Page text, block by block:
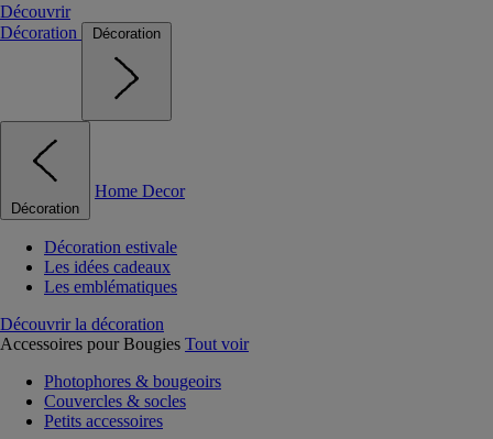
Découvrir
Décoration
Décoration
Décoration
Home Decor
Décoration estivale
Les idées cadeaux
Les emblématiques
Découvrir la décoration
Accessoires pour Bougies Tout voir
Photophores & bougeoirs
Couvercles & socles
Petits accessoires